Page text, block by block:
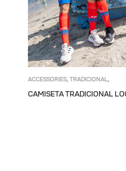
ACCESSORIES, TRADICIONAL,
CAMISETA TRADICIONAL